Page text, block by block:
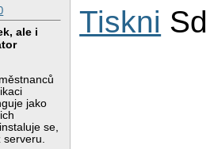
ale i
jako
se,
serveru.
Tiskni